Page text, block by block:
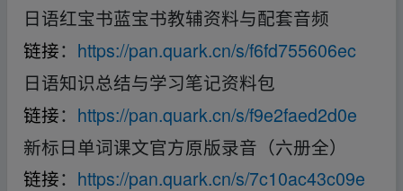
日语红宝书蓝宝书教辅资料与配套音频
链接： https://pan.quark.cn/s/f6fd755606ec
日语知识总结与学习笔记资料包
链接： https://pan.quark.cn/s/f9e2faed2d0e
新标日单词课文官方原版录音（六册全）
链接： https://pan.quark.cn/s/7c10ac43c09e